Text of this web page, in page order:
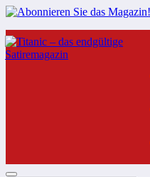
Zum
Inhalt
springen